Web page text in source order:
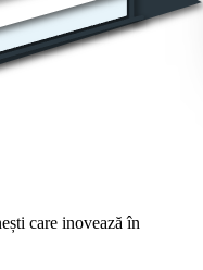
care inovează în